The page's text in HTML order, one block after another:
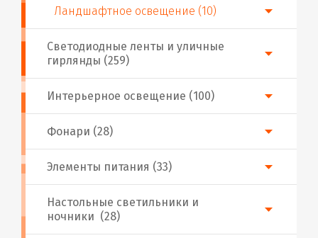
Фонари (28)
Настольные светильники и
ночники (28)
Интерьерное освещение (100)
Светодиодные ленты и уличные
гирлянды (259)
Ландшафтное освещение (10)
Элементы питания (33)